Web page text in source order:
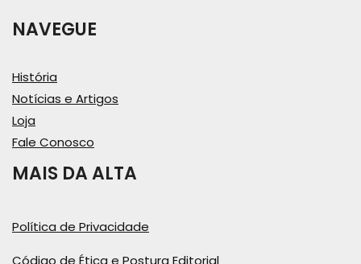
NAVEGUE
História
Notícias e Artigos
Loja
Fale Conosco
MAIS DA ALTA
Política de Privacidade
Código de Ética e Postura Editorial